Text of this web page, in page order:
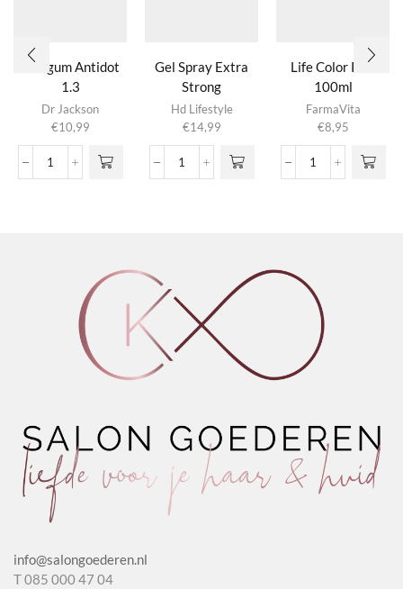
Hairgum Antidot
1.3
Dr Jackson
€10,99
Hairgum
Gel Spray Extra
Strong
Hd Lifestyle
€14,99
Gel
Life Color Plus
100ml
FarmaVita
€8,95
Life
Dit product
heeft
meerdere
Deze optie
info@salongoederen.nl
T 085 000 47 04